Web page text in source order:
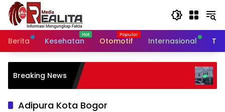
Langsung
konten
Berita
Kesehatan Otomotif Internasional
Breaking News
Diduga Alami Perlakuan Tidak
Menyenangkan, Karyawan
Group Mengaku Dipermalukan
Adipura Kota Bogor